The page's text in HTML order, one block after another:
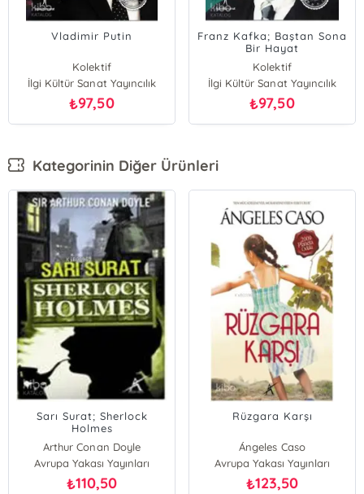
Vladimir Putin
Kolektif
İlgi Kültür Sanat Yayıncılık
₺97,50
Franz Kafka; Baştan Sona
Bir Hayat
Kolektif
İlgi Kültür Sanat Yayıncılık
₺97,50
Kategorinin Diğer Ürünleri
Sarı Surat; Sherlock
Holmes
Arthur Conan Doyle
Avrupa Yakası Yayınları
₺110,50
Rüzgara Karşı
Ángeles Caso
Avrupa Yakası Yayınları
₺123,50